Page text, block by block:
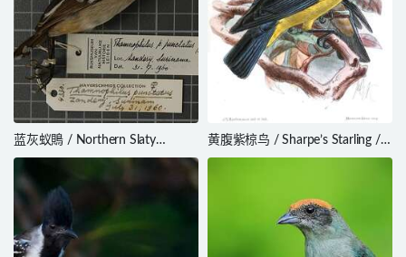
蓝灰蚁鵙 / Northern Slaty
Antshrike / Thamnophilus
punctatus
黄腹紫椋鸟 / Sharpe’s Starling /
Poeoptera sharpii